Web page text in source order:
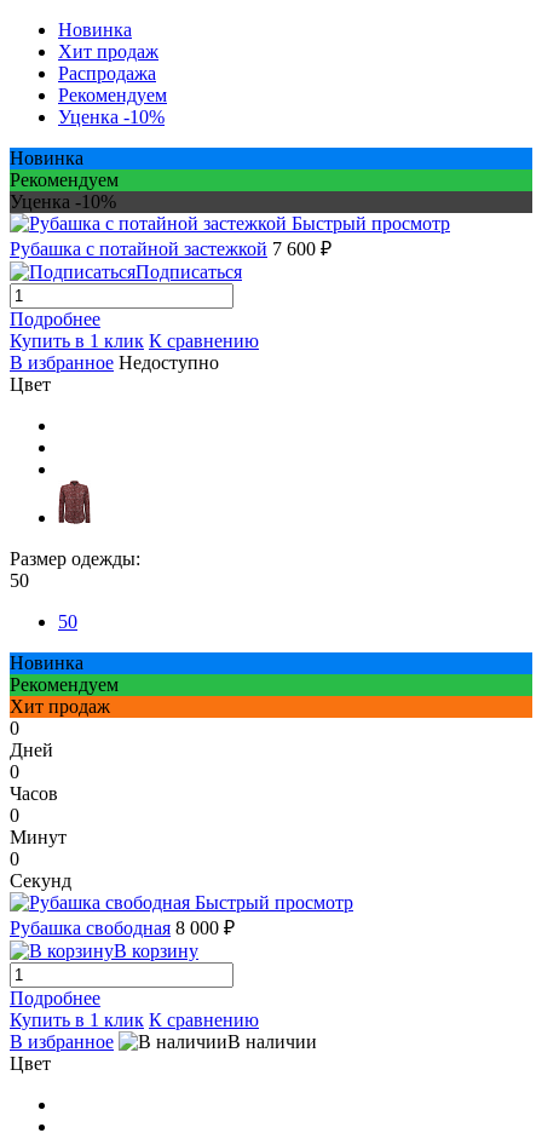
Новинка
Хит продаж
Распродажа
Рекомендуем
Уценка -10%
Новинка
Рекомендуем
Уценка -10%
Быстрый просмотр
Рубашка с потайной застежкой 7 600 ₽
Подписаться
Подробнее
Купить в 1 клик К сравнению
В избранное Недоступно
Цвет
Размер одежды:
50
50
Новинка
Рекомендуем
Хит продаж
0
Дней
0
Часов
0
Минут
0
Секунд
Быстрый просмотр
Рубашка свободная 8 000 ₽
В корзину
Подробнее
Купить в 1 клик К сравнению
В избранное
В наличии
Цвет